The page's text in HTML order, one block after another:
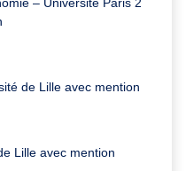
– Université Paris 2
de Lille avec mention
Lille avec mention